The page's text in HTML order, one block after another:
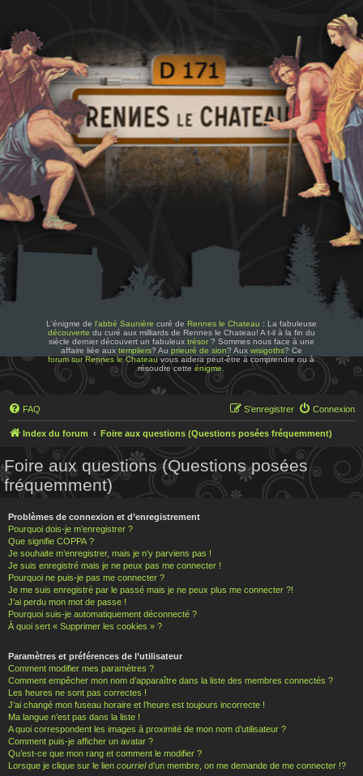
L'énigme de l'abbé Saunière curé de Rennes le Chateau : La fabuleuse
découverte du curé aux milliards de Rennes le Chateau! A t-il à la fin du
siècle dernier découvert un fabuleux trésor? Sommes nous face à une
affaire liée aux templiers? Au prieuré de sion? Aux wisigoths? Ce
forum sur Rennes le Chateauvous aidera peut-être à comprendre ou à
résoudre cetteénigme
FAQ Connexion
S’enregistrer
Index du forum Foire aux questions (Questions posées fréquemment)
Foire aux questions (Questions posées
fréquemment)
Problèmes de connexion et d’enregistrement
Pourquoi dois-je m’enregistrer ?
Que signifie COPPA ?
Je souhaite m’enregistrer, mais je n’y parviens pas !
Je suis enregistré mais je ne peux pas me connecter !
Pourquoi ne puis-je pas me connecter ?
Je me suis enregistré par le passé mais je ne peux plus me connecter ?!
J’ai perdu mon mot de passe !
Pourquoi suis-je automatiquement déconnecté ?
À quoi sert « Supprimer les cookies » ?
Paramètres et préférences de l’utilisateur
Comment modifier mes paramètres ?
Comment empêcher mon nom d’apparaître dans la liste des membres connectés ?
Les heures ne sont pas correctes !
J’ai changé mon fuseau horaire et l’heure est toujours incorrecte !
Ma langue n’est pas dans la liste !
A quoi correspondent les images à proximité de mon nom d’utilisateur ?
Comment puis-je afficher un avatar ?
Qu’est-ce que mon rang et comment le modifier ?
Lorsque je clique sur le lien courrield’un membre, on me demande de me connecter !?